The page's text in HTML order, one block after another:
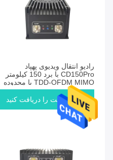
رادیو انتقال ویدیوی پهپاد
CD150Pro با برد 150 کیلومتر
TDD-OFDM MIMO با محدوده
فرکانسی 1.4 گیگاهرتز/2.4
گیگاهرتز اختیاری
بهترین قیمت را دریافت کنید